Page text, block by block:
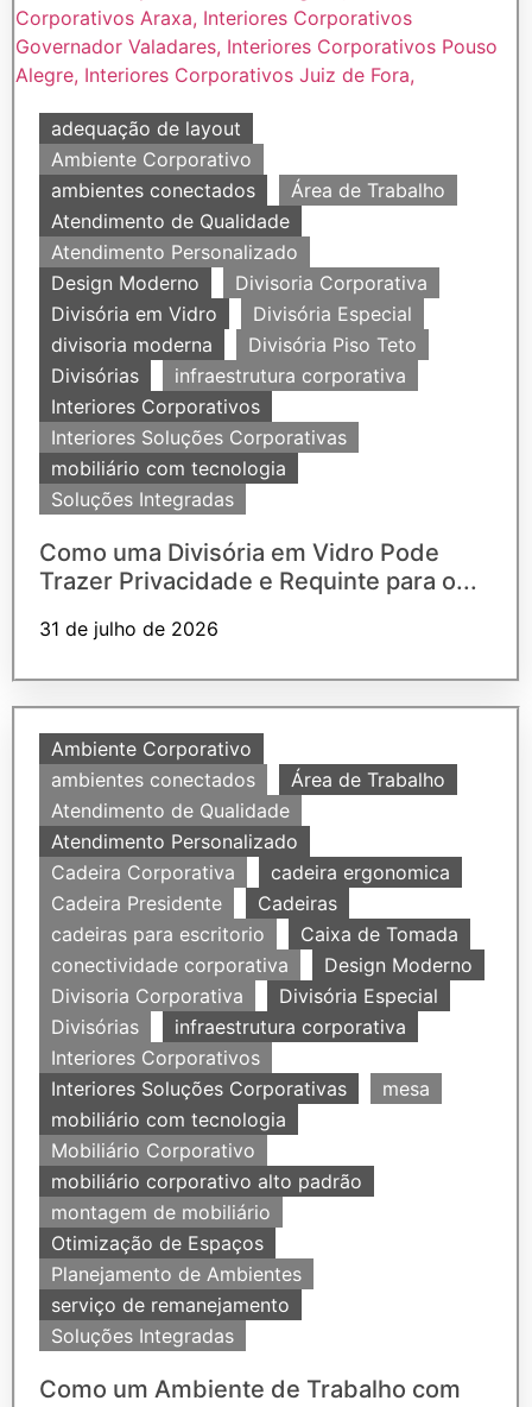
adequação de layout
Ambiente Corporativo
ambientes conectados
Área de Trabalho
Atendimento de Qualidade
Atendimento Personalizado
Design Moderno
Divisoria Corporativa
Divisória em Vidro
Divisória Especial
divisoria moderna
Divisória Piso Teto
Divisórias
infraestrutura corporativa
Interiores Corporativos
Interiores Soluções Corporativas
mobiliário com tecnologia
Soluções Integradas
Como uma Divisória em Vidro Pode
Trazer Privacidade e Requinte para o...
31 de julho de 2026
Ambiente Corporativo
ambientes conectados
Área de Trabalho
Atendimento de Qualidade
Atendimento Personalizado
Cadeira Corporativa
cadeira ergonomica
Cadeira Presidente
Cadeiras
cadeiras para escritorio
Caixa de Tomada
conectividade corporativa
Design Moderno
Divisoria Corporativa
Divisória Especial
Divisórias
infraestrutura corporativa
Interiores Corporativos
Interiores Soluções Corporativas
mesa
mobiliário com tecnologia
Mobiliário Corporativo
mobiliário corporativo alto padrão
montagem de mobiliário
Otimização de Espaços
Planejamento de Ambientes
serviço de remanejamento
Soluções Integradas
Como um Ambiente de Trabalho com